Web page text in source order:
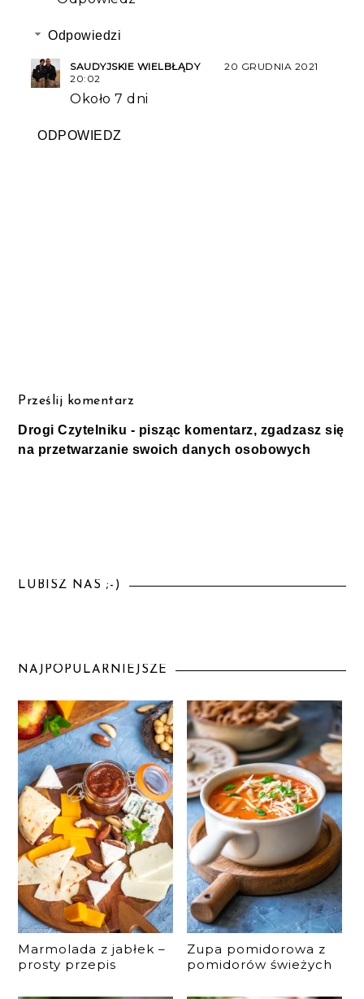
Odpowiedzi
SAUDYJSKIE WIELBŁĄDY
20 GRUDNIA 2021
20:02
Około 7 dni
ODPOWIEDZ
Prześlij komentarz
Drogi Czytelniku - pisząc komentarz, zgadzasz się
na przetwarzanie swoich danych osobowych
LUBISZ NAS ;-)
NAJPOPULARNIEJSZE
Marmolada z jabłek –
prosty przepis
Zupa pomidorowa z
pomidorów świeżych